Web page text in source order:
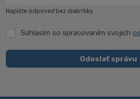
Napíšte odpoveď bez diakritiky.
Súhlasím
spracovaním
svojich
Súhlasím so spracovaním svojich
Odoslať správu